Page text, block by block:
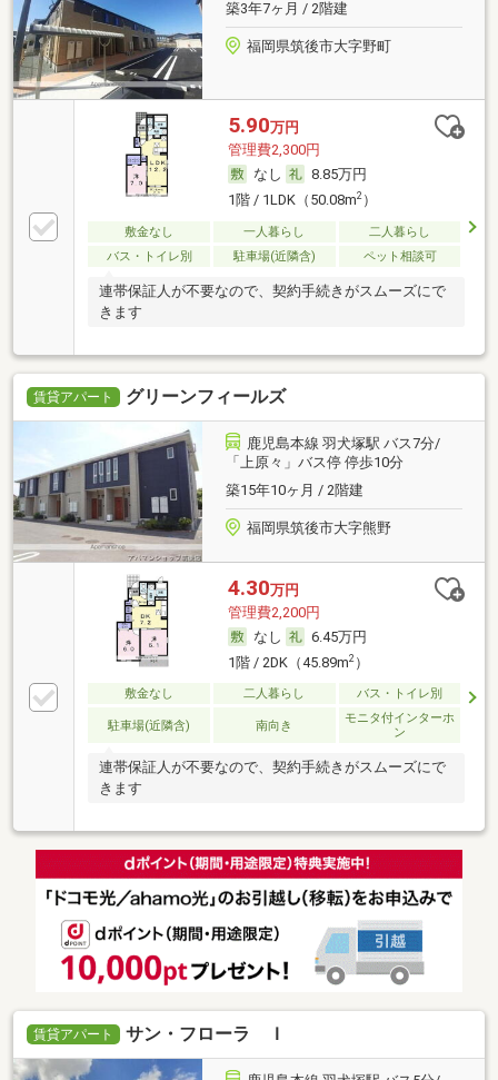
築3年7ヶ月 / 2階建
福岡県筑後市大字野町
5.90万円
管理費2,300円
なし
8.85万円
1階 / 1LDK（50.08m2）
敷金なし 一人暮らし
二人暮らし
バス・トイレ別
駐車場(近隣含) ペット相談可
連帯保証人が不要なので、契約手続きがスムーズにで
きます
賃貸アパート グリーンフィールズ
鹿児島本線 羽犬塚駅 バス7分/
「上原々」バス停 停歩10分
築15年10ヶ月 / 2階建
福岡県筑後市大字熊野
4.30万円
管理費2,200円
なし
6.45万円
1階 / 2DK（45.89m2）
敷金なし 二人暮らし バス・トイレ別
駐車場(近隣含) 南向き
モニタ付インターホ
ン
連帯保証人が不要なので、契約手続きがスムーズにで
きます
賃貸アパート サン・フローラ Ｉ